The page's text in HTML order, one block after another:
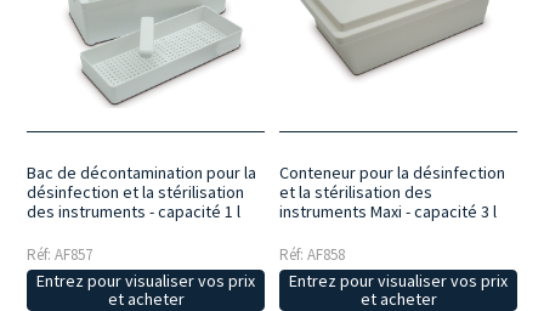
Bac de décontamination pour la
désinfection et la stérilisation
des instruments - capacité 1 l
Réf: AF857
Entrez pour visualiser vos prix
et acheter
Conteneur pour la désinfection
et la stérilisation des
instruments Maxi - capacité 3 l
Réf: AF858
Entrez pour visualiser vos prix
et acheter